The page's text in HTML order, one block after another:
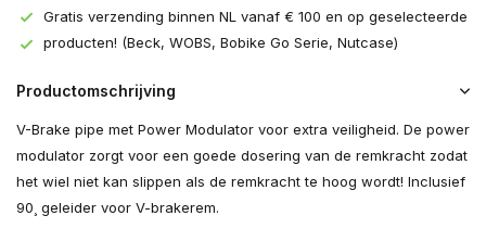
Gratis verzending binnen NL vanaf € 100 en op geselecteerde
producten! (Beck, WOBS, Bobike Go Serie, Nutcase)
Productomschrijving
V-Brake pipe met Power Modulator voor extra veiligheid. De power
modulator zorgt voor een goede dosering van de remkracht zodat
het wiel niet kan slippen als de remkracht te hoog wordt! Inclusief
90¸ geleider voor V-brakerem.